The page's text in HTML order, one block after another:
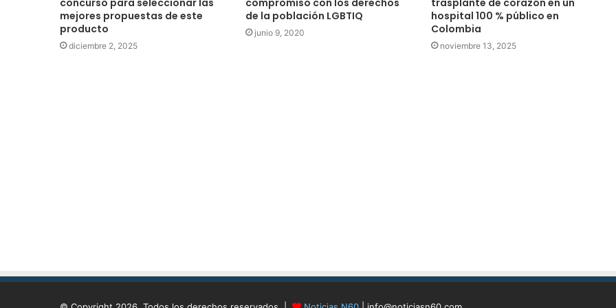
concurso para seleccionar las
mejores propuestas de este
producto
diciembre 2, 2025
compromiso con los derechos
de la población LGBTIQ
junio 9, 2020
trasplante de corazón en un
hospital 100 % público en
Colombia
noviembre 13, 2025